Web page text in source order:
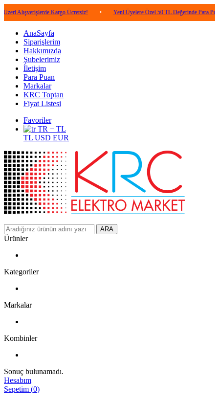
Kargo Ücretsiz! • Yeni Üyelere Özel 50 TL Değerinde Para Puan! •
AnaSayfa
Siparişlerim
Hakkımızda
Şubelerimiz
İletişim
Para Puan
Markalar
KRC Toptan
Fiyat Listesi
Favoriler
TR − TL
TL USD EUR
ARA
Ürünler
Kategoriler
Markalar
Kombinler
Sonuç bulunamadı.
Hesabım
Sepetim (0)